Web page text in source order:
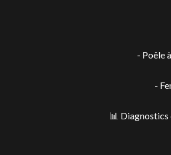
- Poêle
-
📊